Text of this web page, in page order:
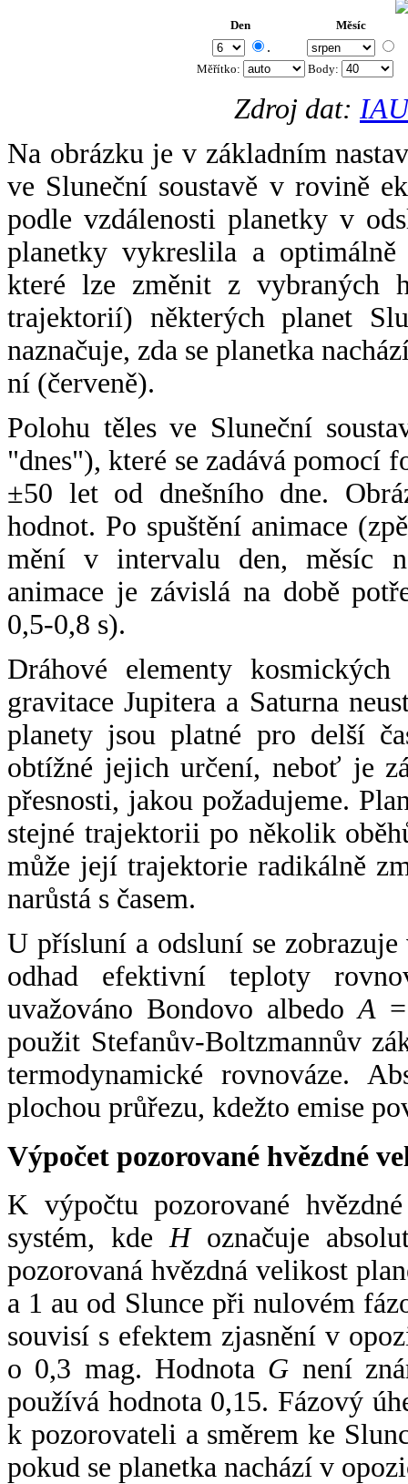
Den Měsíc
.
Měřítko: Body:
Zdroj dat:
Na obrázku je v základním
ve Sluneční soustavě v rovině
podle vzdálenosti planetky v
planetky vykreslila a
které lze změnit z vybraných
trajektorií) některých planet
naznačuje, zda se planetka
ní (červeně).
Polohu těles ve Sluneční
"dnes"), které se zadává pomocí
±50 let od dnešního dne.
hodnot. Po spuštění animace
mění v intervalu den, měsíc
animace je závislá na době
0,5-0,8 s).
Dráhové elementy
gravitace Jupitera a Saturna
planety jsou platné pro delší
obtížné jejich určení, neboť je
přesnosti, jakou požadujeme.
stejné trajektorii po několik
může její trajektorie radikálně
narůstá s časem.
U přísluní a odsluní se
odhad efektivní teploty
uvažováno Bondovo albedoA
použit Stefanův-Boltzmannův
termodynamické rovnováze.
plochou průřezu, kdežto emise
Výpočet pozorované hvězdné
K výpočtu pozorované
systém, kde Hoznačuje
pozorovaná hvězdná velikost
a 1 au od Slunce při nulovém
souvisí s efektem zjasnění v
o 0,3 mag. Hodnota G není
používá hodnota 0,15. Fázový
k pozorovateli a směrem ke
pokud se planetka nachází v